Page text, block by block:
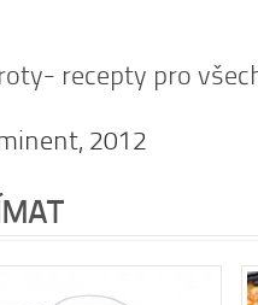
recepty pro
2012